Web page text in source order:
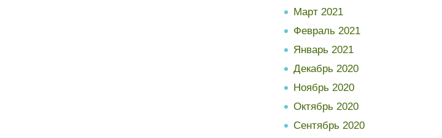
Март 2021
Февраль 2021
Январь 2021
Декабрь 2020
Ноябрь 2020
Октябрь 2020
Сентябрь 2020